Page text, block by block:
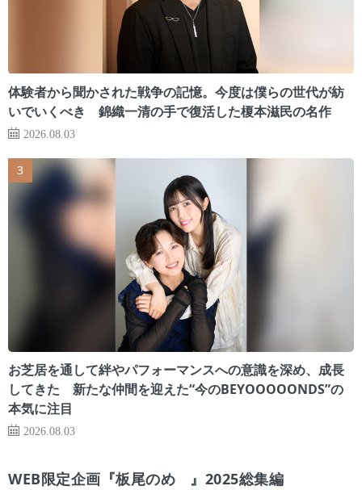
体験者から聞かされた戦争の記憶。今度は僕らの世代が紡
いでいくべき 錦織一清の手で復活した榎本滋民の名作
2026.08.03
お芝居を通して絆やパフォーマンスへの意識を深め、成長
してきた 新たな仲間を迎えた“今のBEYOOOOONDS”の
本気に注目
2026.08.03
WEB限定企画『板尾のめ゙』2025総集編